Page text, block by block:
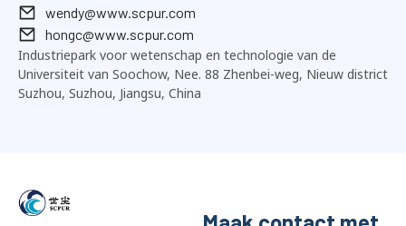
wendy@www.scpur.com
hongc@www.scpur.com
Industriepark voor wetenschap en technologie van de
Universiteit van Soochow, Nee. 88 Zhenbei-weg, Nieuw district
Suzhou, Suzhou, Jiangsu, China